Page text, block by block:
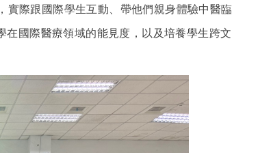
際跟國際學生互動、帶他們親身體驗中醫臨
國際醫療領域的能見度，以及培養學生跨文